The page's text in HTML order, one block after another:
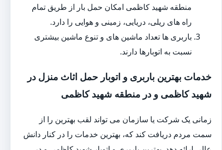
منطقه شهید کاظمی امکان حمل بار از طریق تمام
راه های ریلی، دریایی، زمینی و هوایی را دارد.
باربری ها تعداد ماشین های و تنوع ماشین بیشتری
نسبت به اتوبارها دارند.
خدمات بهترین باربری و اتوبار حمل اثاث منزل در
شهید کاظمی و در منطقه شهید کاظمی
زمانی یک شرکت یا سازمان می تواند لقب بهترین را از
سمت مردم دریافت کند که، بهترین خدمات را در کنار دانش